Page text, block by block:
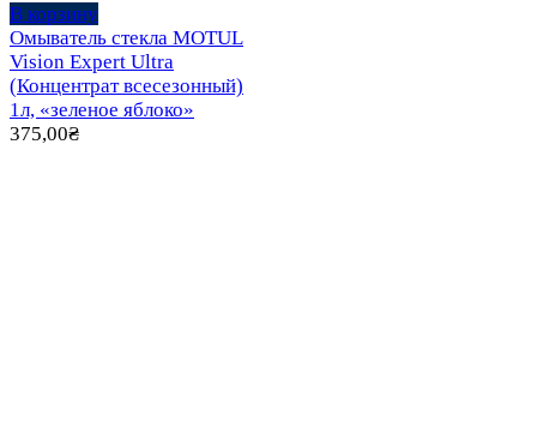
В корзину
Омыватель стекла MOTUL
Vision Expert Ultra
(Концентрат всесезонный)
1л, «зеленое яблоко»
375,00₴